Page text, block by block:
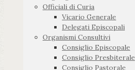
Officiali di Curia
Vicario Generale
Delegati Episcopali
Organismi Consultivi
Consiglio Episcopale
Consiglio Presbiterale
Consiglio Pastorale